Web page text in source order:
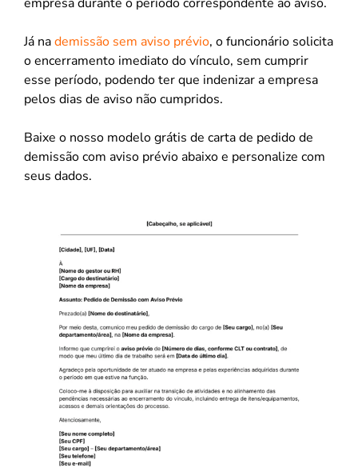
Já nademissão sem aviso prévio, o funcionário solicita
o encerramento imediato do vínculo, sem cumprir
esse período, podendo ter que indenizar a empresa
pelos dias de aviso não cumpridos.
Baixe o nosso modelo grátis de carta de pedido de
demissão com aviso prévio abaixo e personalize com
seus dados.